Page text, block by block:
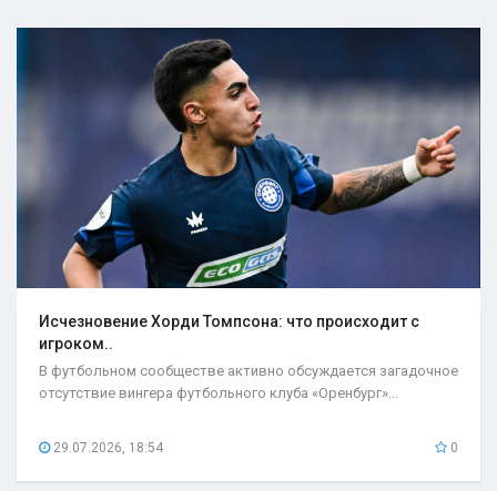
Исчезновение Хорди Томпсона: что происходит с
игроком..
В футбольном сообществе активно обсуждается загадочное
отсутствие вингера футбольного клуба «Оренбург»...
29.07.2026, 18:54 0